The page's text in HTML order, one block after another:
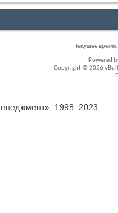
Текущее время:
Powered
Copyright © 2026
1998–2023